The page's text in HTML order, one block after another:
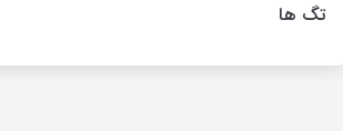
تگ ها